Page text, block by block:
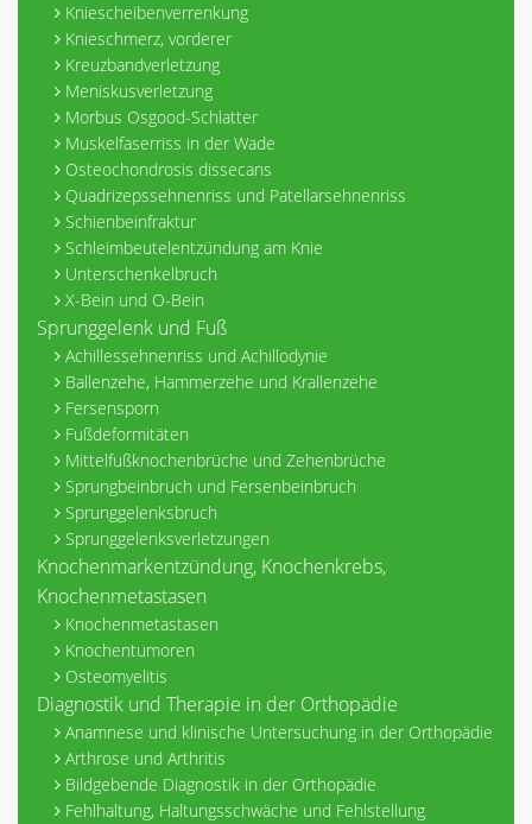
Kniescheibenverrenkung
Knieschmerz, vorderer
Kreuzbandverletzung
Meniskusverletzung
Morbus Osgood-Schlatter
Muskelfaserriss in der Wade
Osteochondrosis dissecans
Quadrizepssehnenriss und Patellarsehnenriss
Schienbeinfraktur
Schleimbeutelentzündung am Knie
Unterschenkelbruch
X-Bein und O-Bein
Sprunggelenk und Fuß
Achillessehnenriss und Achillodynie
Ballenzehe, Hammerzehe und Krallenzehe
Fersensporn
Fußdeformitäten
Mittelfußknochenbrüche und Zehenbrüche
Sprungbeinbruch und Fersenbeinbruch
Sprunggelenksbruch
Sprunggelenksverletzungen
Knochenmarkentzündung, Knochenkrebs,
Knochenmetastasen
Knochenmetastasen
Knochentumoren
Osteomyelitis
Diagnostik und Therapie in der Orthopädie
Anamnese und klinische Untersuchung in der Orthopädie
Arthrose und Arthritis
Bildgebende Diagnostik in der Orthopädie
Fehlhaltung, Haltungsschwäche und Fehlstellung